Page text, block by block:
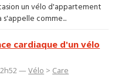
un vélo d'appartement
s'appelle comme...
cardiaque d'un vélo
—Vélo > Care